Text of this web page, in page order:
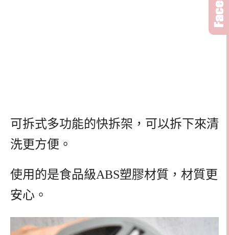
可拆式多功能的快拆架，可以拆下來清
洗更方便。
使用的是食品級ABS塑膠材質，材質更
安心。